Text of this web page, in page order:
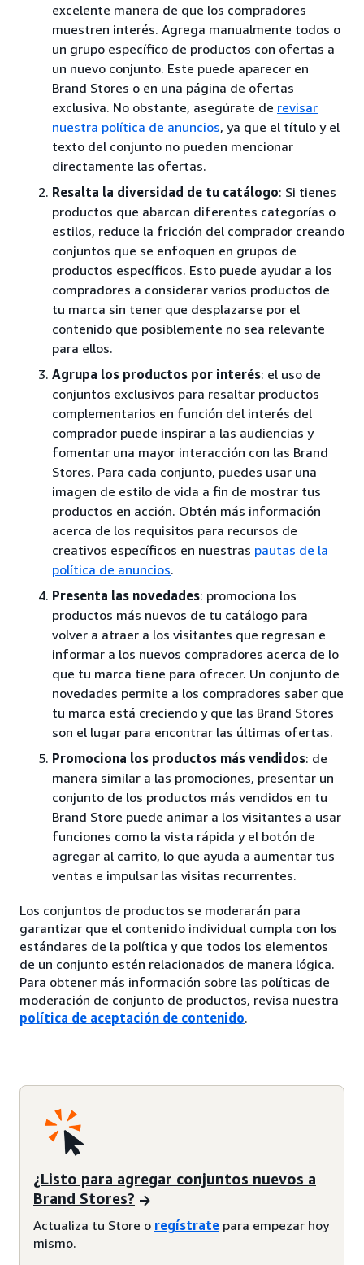
excelente manera de que los compradores
muestren interés. Agrega manualmente todos o
un grupo específico de productos con ofertas a
un nuevo conjunto. Este puede aparecer en
Brand Stores o en una página de ofertas
exclusiva. No obstante, asegúrate de revisar
nuestra política de anuncios, ya que el título y el
texto del conjunto no pueden mencionar
directamente las ofertas.
Resalta la diversidad de tu catálogo: Si tienes
productos que abarcan diferentes categorías o
estilos, reduce la fricción del comprador creando
conjuntos que se enfoquen en grupos de
productos específicos. Esto puede ayudar a los
compradores a considerar varios productos de
tu marca sin tener que desplazarse por el
contenido que posiblemente no sea relevante
para ellos.
Agrupa los productos por interés: el uso de
conjuntos exclusivos para resaltar productos
complementarios en función del interés del
comprador puede inspirar a las audiencias y
fomentar una mayor interacción con las Brand
Stores. Para cada conjunto, puedes usar una
imagen de estilo de vida a fin de mostrar tus
productos en acción. Obtén más información
acerca de los requisitos para recursos de
creativos específicos en nuestras pautas de la
política de anuncios.
Presenta las novedades: promociona los
productos más nuevos de tu catálogo para
volver a atraer a los visitantes que regresan e
informar a los nuevos compradores acerca de lo
que tu marca tiene para ofrecer. Un conjunto de
novedades permite a los compradores saber que
tu marca está creciendo y que las Brand Stores
son el lugar para encontrar las últimas ofertas.
Promociona los productos más vendidos: de
manera similar a las promociones, presentar un
conjunto de los productos más vendidos en tu
Brand Store puede animar a los visitantes a usar
funciones como la vista rápida y el botón de
agregar al carrito, lo que ayuda a aumentar tus
ventas e impulsar las visitas recurrentes.
Los conjuntos de productos se moderarán para
garantizar que el contenido individual cumpla con los
estándares de la política y que todos los elementos
de un conjunto estén relacionados de manera lógica.
Para obtener más información sobre las políticas de
moderación de conjunto de productos, revisa nuestra
política de aceptación de contenido.
¿Listo para agregar conjuntos nuevos a
Brand Stores?
Actualiza tu Store o regístrate para empezar hoy
mismo.